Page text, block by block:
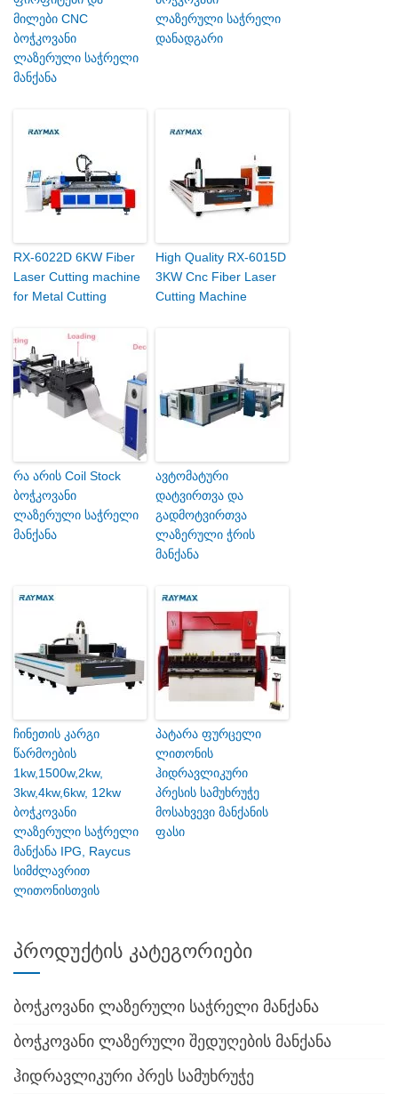
მილები CNC
ბოჭკოვანი
ლაზერული საჭრელი
მანქანა
ლაზერული საჭრელი
დანადგარი
RX-6022D 6KW Fiber
Laser Cutting machine
for Metal Cutting
High Quality RX-6015D
3KW Cnc Fiber Laser
Cutting Machine
რა არის Coil Stock
ბოჭკოვანი
ლაზერული საჭრელი
მანქანა
ავტომატური
დატვირთვა და
გადმოტვირთვა
ლაზერული ჭრის
მანქანა
ჩინეთის კარგი
წარმოების
1kw,1500w,2kw,
3kw,4kw,6kw, 12kw
ბოჭკოვანი
ლაზერული საჭრელი
მანქანა IPG, Raycus
სიმძლავრით
ლითონისთვის
პატარა ფურცელი
ლითონის
ჰიდრავლიკური
პრესის სამუხრუჭე
მოსახვევი მანქანის
ფასი
პროდუქტის კატეგორიები
ბოჭკოვანი ლაზერული საჭრელი მანქანა
ბოჭკოვანი ლაზერული შედუღების მანქანა
ჰიდრავლიკური პრეს სამუხრუჭე